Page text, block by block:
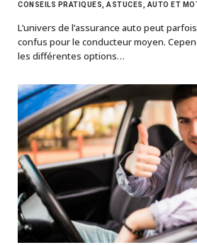
CONSEILS PRATIQUES, ASTUCES, AUTO ET
L’univers de l’assurance auto peut
confus pour le conducteur moyen.
les différentes options…